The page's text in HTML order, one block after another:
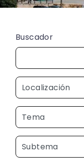
Buscador